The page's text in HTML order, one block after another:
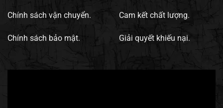
Chính sách vận chuyển.
Chính sách bảo mật.
Cam kết chất lượng.
Giải quyết khiếu nại.